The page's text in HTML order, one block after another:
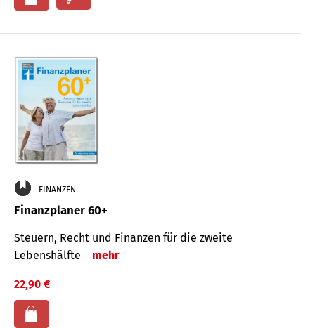
FINANZEN
Finanzplaner 60+
Steuern, Recht und Finanzen für die zweite
Lebenshälfte
mehr
22,90 €